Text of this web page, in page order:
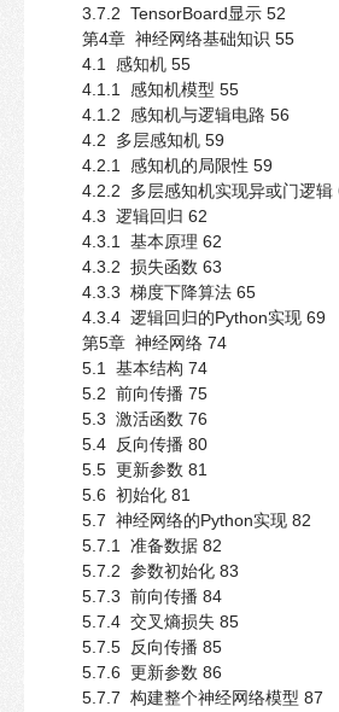
3.7.2 TensorBoard显示 52
第4章 神经网络基础知识 55
4.1 感知机 55
4.1.1 感知机模型 55
4.1.2 感知机与逻辑电路 56
4.2 多层感知机 59
4.2.1 感知机的局限性 59
4.2.2 多层感知机实现异或门逻辑
4.3 逻辑回归 62
4.3.1 基本原理 62
4.3.2 损失函数 63
4.3.3 梯度下降算法 65
4.3.4 逻辑回归的Python实现 69
第5章 神经网络 74
5.1 基本结构 74
5.2 前向传播 75
5.3 激活函数 76
5.4 反向传播 80
5.5 更新参数 81
5.6 初始化 81
5.7 神经网络的Python实现 82
5.7.1 准备数据 82
5.7.2 参数初始化 83
5.7.3 前向传播 84
5.7.4 交叉熵损失 85
5.7.5 反向传播 85
5.7.6 更新参数 86
5.7.7 构建整个神经网络模型 87